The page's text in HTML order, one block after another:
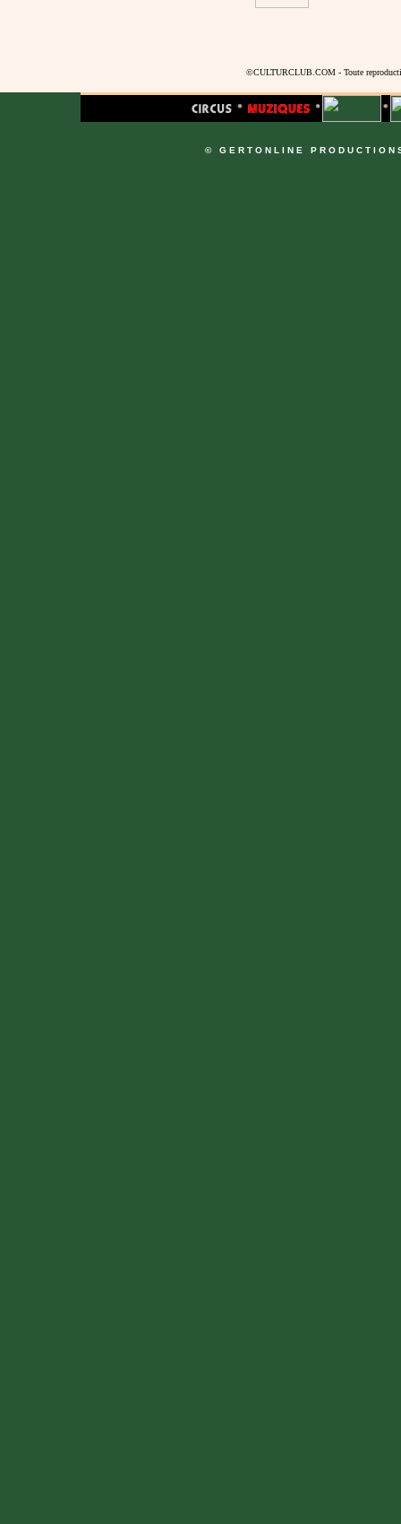
©CULTURCLUB.COM - Toute
© GERTONLINE